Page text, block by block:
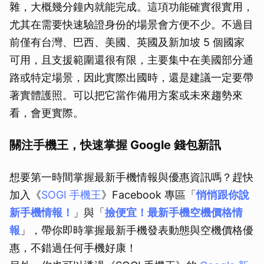
雜，大概幾分鐘內就能完成。這項功能確實很實用，
尤其在需要快速驗證身份的場景會方便不少。不過目
前僅有台灣、巴西、美國、英國及新加坡 5 個國家
可用，且支援範圍還很有限，主要集中在美國部分通
路或特定場景，因此實際出國時，還是建議一定要帶
著實體護照。可以把它當作備用方案或未來趨勢來
看，會更實際。
關注手機王，快速掌握 Google 錢包新訊
想要第一時間掌握最新手機情報與優惠資訊嗎？趕快
加入《SOGI 手機王》Facebook 專區「悄悄跟你說
新手機情報！
」與「 撿便宜！最新手機空機價格情
報 」，帶你即時掌握最新手機發表動態與空機價格優
惠，不錯過任何手機好康！